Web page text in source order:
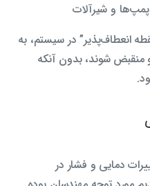
و شیرآلات
انعطاف‌پذیر” در سیستم، به
منقبض شوند، بدون آنکه
دمایی و فشار در